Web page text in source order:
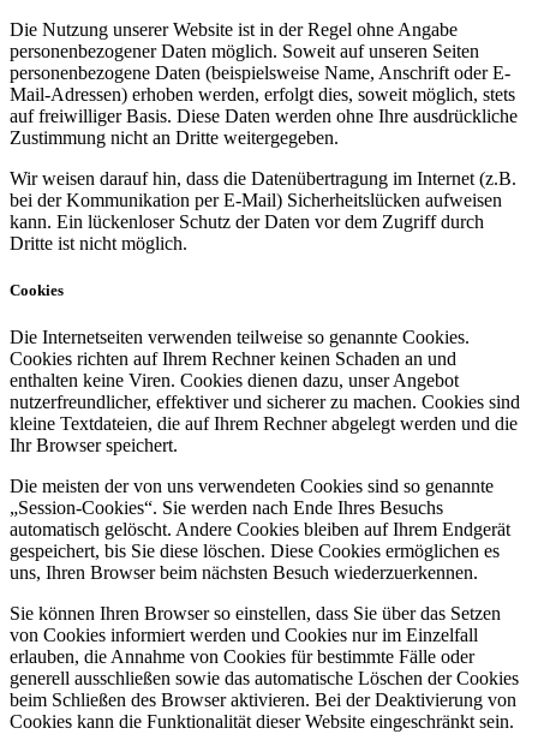
Die Nutzung unserer Website ist in der Regel ohne Angabe
personenbezogener Daten möglich. Soweit auf unseren Seiten
personenbezogene Daten (beispielsweise Name, Anschrift oder E-
Mail-Adressen) erhoben werden, erfolgt dies, soweit möglich, stets
auf freiwilliger Basis. Diese Daten werden ohne Ihre ausdrückliche
Zustimmung nicht an Dritte weitergegeben.
Wir weisen darauf hin, dass die Datenübertragung im Internet (z.B.
bei der Kommunikation per E-Mail) Sicherheitslücken aufweisen
kann. Ein lückenloser Schutz der Daten vor dem Zugriff durch
Dritte ist nicht möglich.
Cookies
Die Internetseiten verwenden teilweise so genannte Cookies.
Cookies richten auf Ihrem Rechner keinen Schaden an und
enthalten keine Viren. Cookies dienen dazu, unser Angebot
nutzerfreundlicher, effektiver und sicherer zu machen. Cookies sind
kleine Textdateien, die auf Ihrem Rechner abgelegt werden und die
Ihr Browser speichert.
Die meisten der von uns verwendeten Cookies sind so genannte
„Session-Cookies“. Sie werden nach Ende Ihres Besuchs
automatisch gelöscht. Andere Cookies bleiben auf Ihrem Endgerät
gespeichert, bis Sie diese löschen. Diese Cookies ermöglichen es
uns, Ihren Browser beim nächsten Besuch wiederzuerkennen.
Sie können Ihren Browser so einstellen, dass Sie über das Setzen
von Cookies informiert werden und Cookies nur im Einzelfall
erlauben, die Annahme von Cookies für bestimmte Fälle oder
generell ausschließen sowie das automatische Löschen der Cookies
beim Schließen des Browser aktivieren. Bei der Deaktivierung von
Cookies kann die Funktionalität dieser Website eingeschränkt sein.